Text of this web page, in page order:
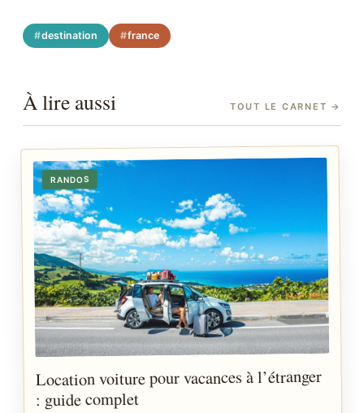
destination france
À lire aussi TOUT LE CARNET →
RANDOS
Location voiture pour vacances à l’étranger
: guide complet